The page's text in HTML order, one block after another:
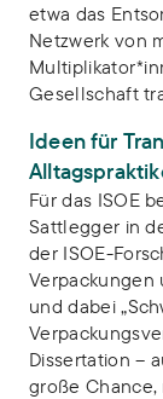
etwa das
Netzwerk von
Gesellschaft
Ideen für
Für das ISOE
Sattlegger in
der ISOE-
Verpackungen
und dabei
Dissertation –
große Chance,